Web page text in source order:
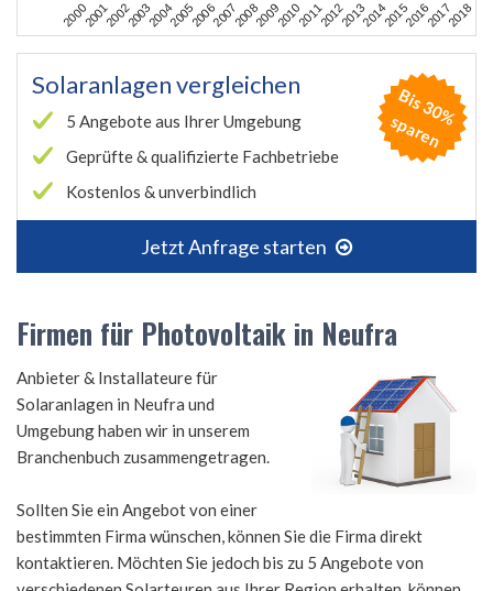
2000200120022003200420052006200720082009201020112012201320142015201620172018
Solaranlagen vergleichen
5 Angebote aus Ihrer Umgebung
Geprüfte & qualifizierte Fachbetriebe
Kostenlos & unverbindlich
Jetzt Anfrage starten
B
is
3
0
%
s
p
a
r
e
n
Firmen für Photovoltaik in Neufra
Anbieter & Installateure für
Solaranlagen in Neufra und
Umgebung haben wir in unserem
Branchenbuch zusammengetragen.
Sollten Sie ein Angebot von einer
bestimmten Firma wünschen, können Sie die Firma direkt
kontaktieren. Möchten Sie jedoch bis zu 5 Angebote von